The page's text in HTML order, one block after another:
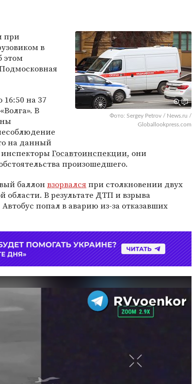
Фото: Sergey Petrov / News.ru /
Globallookpress.com
при
в
этом
на 37
В
на данный
Госавтоинспекции, они
произошедшего.
баллонвзорвалсяпри столкновении двух
области. В результате ДТП и взрыва
попал в аварию из-за отказавших